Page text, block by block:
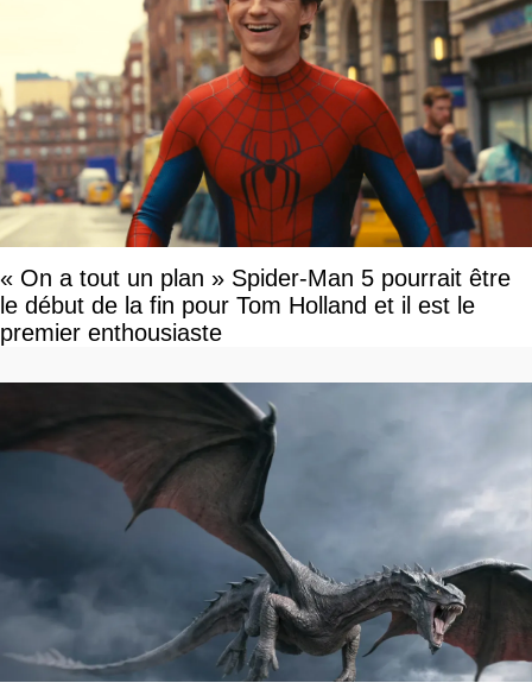
« On a tout un plan » Spider-Man 5 pourrait être
le début de la fin pour Tom Holland et il est le
premier enthousiaste